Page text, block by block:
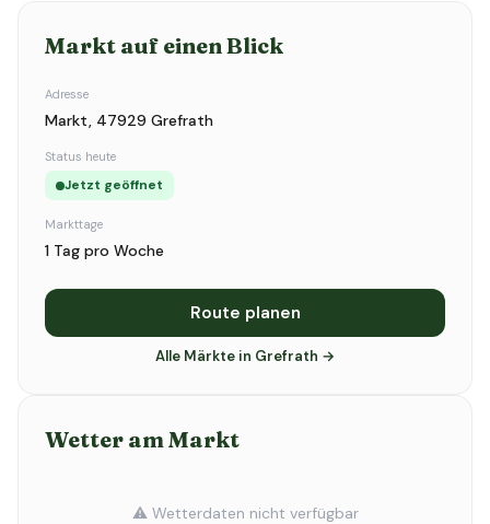
Markt auf einen Blick
Adresse
Markt, 47929 Grefrath
Status heute
Jetzt geöffnet
Markttage
1 Tag pro Woche
Route planen
Alle Märkte in Grefrath →
Wetter am Markt
⚠️ Wetterdaten nicht verfügbar